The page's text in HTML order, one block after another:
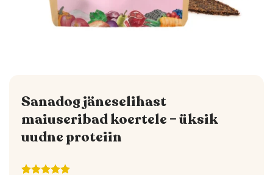
Sanadog jäneselihast
maiuseribad koertele – üksik
uudne proteiin